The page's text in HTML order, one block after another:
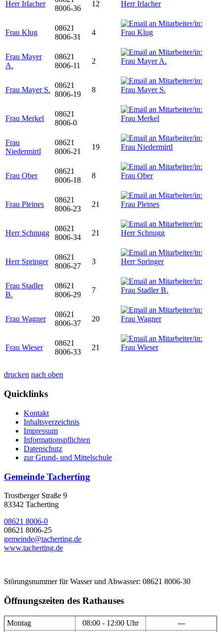
Herr Irlacher
8006-36
12
Frau Klug
08621
8006-31
4
Frau Mayer
A.
08621
8006-11
2
Frau Mayer S.
08621
8006-19
8
Frau Merkel
08621
8006-0
Frau
Niedermirtl
08621
8006-21
19
Frau Ober
08621
8006-18
8
Frau Pleines
08621
8006-23
21
Herr Schnugg
08621
8006-34
21
Herr Springer
08621
8006-27
3
Frau Stadler
B.
08621
8006-29
7
Frau Wagner
08621
8006-37
20
Frau Wieser
08621
8006-33
21
drucken nach oben
Quicklinks
Kontakt
Inhaltsverzeichnis
Impressum
Informationspflichten
Datenschutz
zur Grund- und Mittelschule
Gemeinde Tacherting
Trostberger Straße 9
83342 Tacherting
08621 8006-0
08621 8006-25
gemeinde@tacherting.de
www.tacherting.de
Störungsnummer für Wasser und Abwasser: 08621 8006-30
Öffnungszeiten des Rathauses
Montag 08:00 - 12:00 Uhr
---